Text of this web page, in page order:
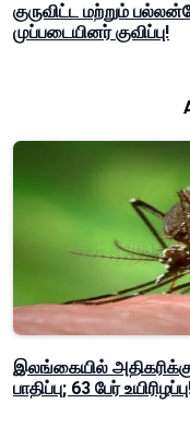
குருவிட்ட மற்றும்
முப்படையினர் குவிப்பு!
இலங்கையில்
பாதிப்பு; 63 பேர்